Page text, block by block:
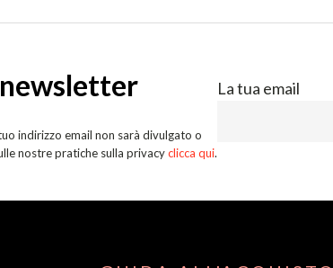
indirizzo email non sarà divulgato o
nostre pratiche sulla privacyclicca qui.
La tua email